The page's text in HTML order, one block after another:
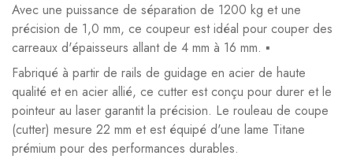
Avec une puissance de séparation de 1200 kg et une
précision de 1,0 mm, ce coupeur est idéal pour couper des
carreaux d'épaisseurs allant de 4 mm à 16 mm. ▪
Fabriqué à partir de rails de guidage en acier de haute
qualité et en acier allié, ce cutter est conçu pour durer et le
pointeur au laser garantit la précision. Le rouleau de coupe
(cutter) mesure 22 mm et est équipé d'une lame Titane
prémium pour des performances durables.